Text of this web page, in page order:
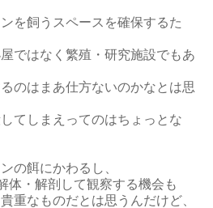
を飼うスペースを確保するた
ではなく繁殖・研究施設でもあ
のはまあ仕方ないのかなとは思
てしまえってのはちょっとな
の餌にかわるし、
体・解剖して観察する機会も
重なものだとは思うんだけど、